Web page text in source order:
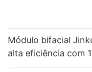
Módulo bifacial
alta eficiência com
potências de 590